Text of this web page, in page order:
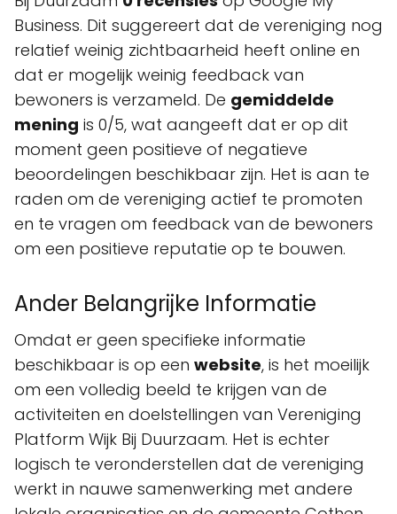
Business. Dit suggereert dat de vereniging nog
relatief weinig zichtbaarheid heeft online en
dat er mogelijk weinig feedback van
bewoners is verzameld. De gemiddelde
mening is 0/5, wat aangeeft dat er op dit
moment geen positieve of negatieve
beoordelingen beschikbaar zijn. Het is aan te
raden om de vereniging actief te promoten
en te vragen om feedback van de bewoners
om een positieve reputatie op te bouwen.
Ander Belangrijke Informatie
Omdat er geen specifieke informatie
beschikbaar is op een website, is het moeilijk
om een volledig beeld te krijgen van de
activiteiten en doelstellingen van Vereniging
Platform Wijk Bij Duurzaam. Het is echter
logisch te veronderstellen dat de vereniging
werkt in nauwe samenwerking met andere